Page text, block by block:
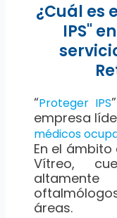
¿Cuál es
IPS"
“Proteger IPS
empresa
médicos
En el
Vítreo,
áreas.